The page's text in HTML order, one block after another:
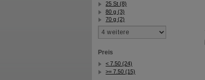
25 St (8)
80 g (3)
70 g (2)
Preis
< 7.50 (24)
>= 7.50 (15)